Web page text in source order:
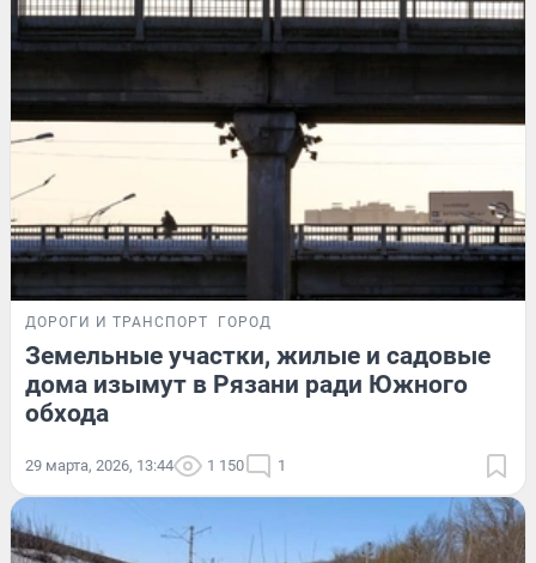
ДОРОГИ И ТРАНСПОРТ ГОРОД
Земельные участки, жилые и садовые
дома изымут в Рязани ради Южного
обхода
29 марта, 2026, 13:44 1 150 1